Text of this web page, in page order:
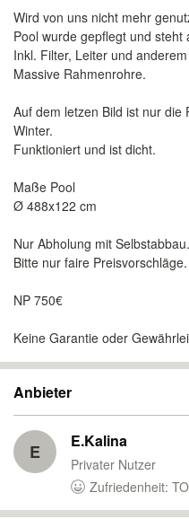
Wird von uns nicht mehr
Pool wurde gepflegt und steht
Inkl. Filter, Leiter und
Massive Rahmenrohre.
Auf dem letzen Bild ist nur
Winter.
Funktioniert und ist dicht.
Maße Pool
Ø 488x122 cm
Nur Abholung mit Selbstabbau.
Bitte nur faire Preisvorschläge.
NP 750€
Keine Garantie oder
Anbieter
E E.Kalina
Privater Nutzer
Zufriedenheit: